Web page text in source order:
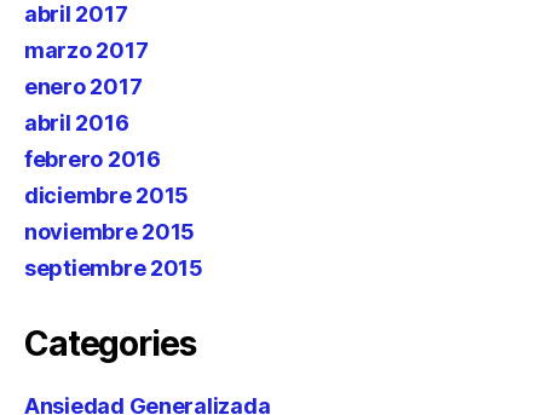
abril 2017
marzo 2017
enero 2017
abril 2016
febrero 2016
diciembre 2015
noviembre 2015
septiembre 2015
Categories
Ansiedad Generalizada